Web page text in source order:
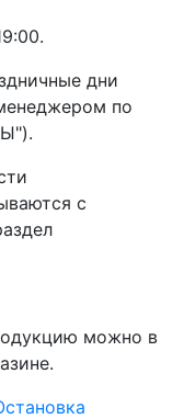
дни
по
с
можно в